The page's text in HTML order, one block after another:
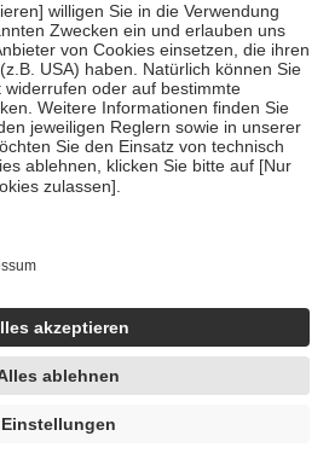
bei:
bis zum vollendeten 18. Lebensjahr
und Früherkennung, die von der
dass es sich um echte Bewertungen
de/articles/4419944605341
unter Zuhilfenahme künstlicher